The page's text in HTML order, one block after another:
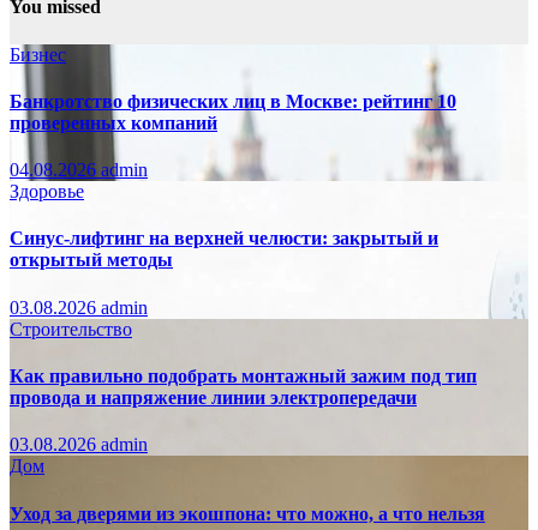
You missed
Бизнес
Банкротство физических лиц в Москве: рейтинг 10
проверенных компаний
04.08.2026 admin
Здоровье
Синус-лифтинг на верхней челюсти: закрытый и
открытый методы
03.08.2026 admin
Строительство
Как правильно подобрать монтажный зажим под тип
провода и напряжение линии электропередачи
03.08.2026 admin
Дом
Уход за дверями из экошпона: что можно, а что нельзя